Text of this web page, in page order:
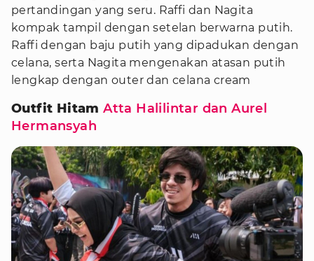
pertandingan yang seru. Raffi dan Nagita
kompak tampil dengan setelan berwarna putih.
Raffi dengan baju putih yang dipadukan dengan
celana, serta Nagita mengenakan atasan putih
lengkap dengan outer dan celana cream
Outfit HitamAtta Halilintar dan Aurel
Hermansyah